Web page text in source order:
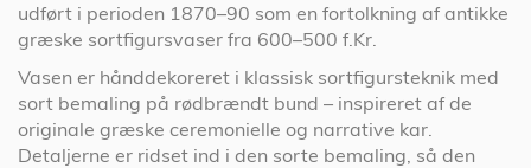
udført i perioden 1870–90 som en fortolkning af antikke
græske sortfigursvaser fra 600–500 f.Kr.
Vasen er hånddekoreret i klassisk sortfigursteknik med
sort bemaling på rødbrændt bund – inspireret af de
originale græske ceremonielle og narrative kar.
Detaljerne er ridset ind i den sorte bemaling, så den